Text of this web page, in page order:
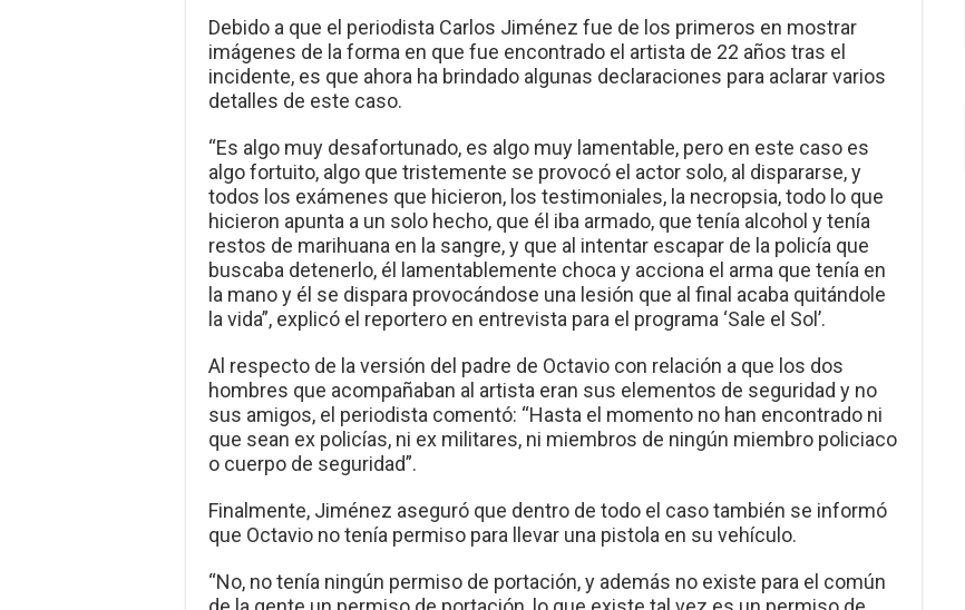
Debido a que el periodista Carlos Jiménez fue de los primeros en mostrar
imágenes de la forma en que fue encontrado el artista de 22 años tras el
incidente, es que ahora ha brindado algunas declaraciones para aclarar varios
detalles de este caso.
“Es algo muy desafortunado, es algo muy lamentable, pero en este caso es
algo fortuito, algo que tristemente se provocó el actor solo, al dispararse, y
todos los exámenes que hicieron, los testimoniales, la necropsia, todo lo que
hicieron apunta a un solo hecho, que él iba armado, que tenía alcohol y tenía
restos de marihuana en la sangre, y que al intentar escapar de la policía que
buscaba detenerlo, él lamentablemente choca y acciona el arma que tenía en
la mano y él se dispara provocándose una lesión que al final acaba quitándole
la vida”, explicó el reportero en entrevista para el programa ‘Sale el Sol’.
Al respecto de la versión del padre de Octavio con relación a que los dos
hombres que acompañaban al artista eran sus elementos de seguridad y no
sus amigos, el periodista comentó: “Hasta el momento no han encontrado ni
que sean ex policías, ni ex militares, ni miembros de ningún miembro policiaco
o cuerpo de seguridad”.
Finalmente, Jiménez aseguró que dentro de todo el caso también se informó
que Octavio no tenía permiso para llevar una pistola en su vehículo.
“No, no tenía ningún permiso de portación, y además no existe para el común